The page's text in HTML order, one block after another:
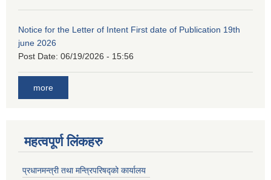
Notice for the Letter of Intent First date of Publication 19th
june 2026
Post Date: 06/19/2026 - 15:56
more
महत्वपूर्ण लिंकहरु
प्रधानमन्त्री तथा मन्त्रिपरिषद्को कार्यालय